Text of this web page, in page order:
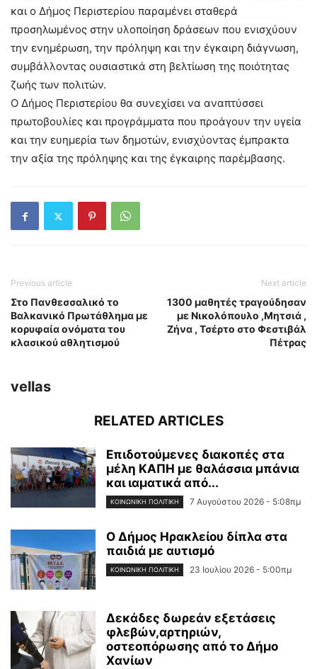
και ο Δήμος Περιστερίου παραμένει σταθερά
προσηλωμένος στην υλοποίηση δράσεων που ενισχύουν
την ενημέρωση, την πρόληψη και την έγκαιρη διάγνωση,
συμβάλλοντας ουσιαστικά στη βελτίωση της ποιότητας
ζωής των πολιτών.
Ο Δήμος Περιστερίου θα συνεχίσει να αναπτύσσει
πρωτοβουλίες και προγράμματα που προάγουν την υγεία
και την ευημερία των δημοτών, ενισχύοντας έμπρακτα
την αξία της πρόληψης και της έγκαιρης παρέμβασης.
Previous article
Στο Πανθεσσαλικό το
Βαλκανικό Πρωτάθλημα με
κορυφαία ονόματα του
κλασικού αθλητισμού
Next article
1300 μαθητές τραγούδησαν
με Νικολόπουλο ,Μητσιά ,
Ζήνα , Τσέρτο στο Φεστιβάλ
Πέτρας
vellas
RELATED ARTICLES
Επιδοτούμενες διακοπές στα
μέλη ΚΑΠΗ με θαλάσσια μπάνια
και ιαματικά από...
ΚΟΙΝΩΝΙΚΉ ΠΟΛΙΤΙΚΉ 7 Αυγούστου 2026 - 5:08πμ
Ο Δήμος Ηρακλείου δίπλα στα
παιδιά με αυτισμό
ΚΟΙΝΩΝΙΚΉ ΠΟΛΙΤΙΚΉ 23 Ιουλίου 2026 - 5:00πμ
Δεκάδες δωρεάν εξετάσεις
φλεβών,αρτηριών,
οστεοπόρωσης από το Δήμο
Χανίων